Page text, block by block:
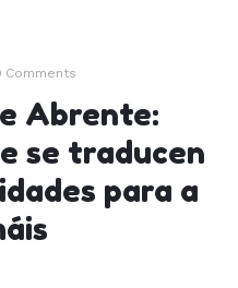
Comments
Abrente:
se traducen
para a